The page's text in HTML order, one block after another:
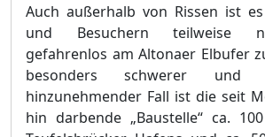
Auch außerhalb von Rissen ist
und Besuchern teilweise
gefahrenlos am Altonaer Elbufer
besonders schwerer und
hinzunehmender Fall ist die seit
hin darbende „Baustelle“ ca.